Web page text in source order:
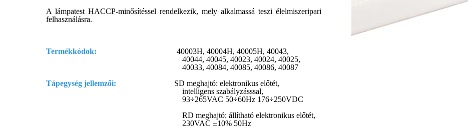
A lámpatest HACCP-minősítéssel rendelkezik, mely alkalmassá teszi élelmiszeripari
felhasználásra.
Termékkódok: 40003H, 40004H, 40005H, 40043,
40044, 40045, 40023, 40024, 40025,
40033, 40084, 40085, 40086, 40087
Tápegység jellemzői:
SD meghajtó: elektronikus előtét,
intelligens szabályzásssal,
93÷265VAC 50÷60Hz 176÷250VDC
RD meghajtó: állítható elektronikus előtét,
230VAC ±10% 50Hz